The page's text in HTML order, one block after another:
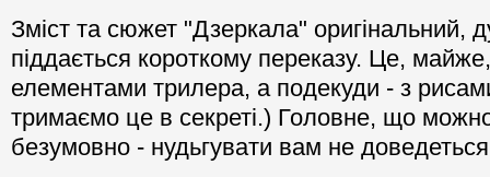
Зміст та сюжет "Дзеркала" оригінальний,
піддається короткому переказу. Це,
елементами трилера, а подекуди - з
тримаємо це в секреті.) Головне, що
безумовно - нудьгувати вам не